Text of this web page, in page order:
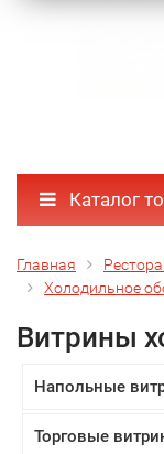
Каталог
Главная
Холодильное
Витрины
Напольные
Торговые